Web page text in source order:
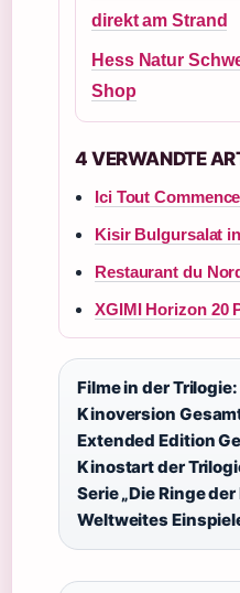
direkt am Strand
Hess Natur
Shop
4 VERWANDTE
Ici Tout
Kisir Bulgursalat
Restaurant du
XGIMI Horizon 20
Filme in der Trilogie:
Kinoversion
Extended Edition
Kinostart der
Serie „Die Ringe
Weltweites